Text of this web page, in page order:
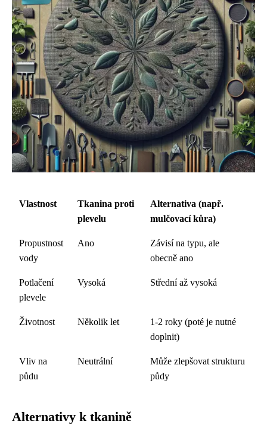
Vlastnost
Tkanina proti
plevelu
Alternativa (např.
mulčovací kůra)
Propustnost
vody
Ano
Závisí na typu, ale
obecně ano
Potlačení
plevele
Vysoká Střední až vysoká
Životnost Několik let
1-2 roky (poté je nutné
doplnit)
Vliv na
půdu
Neutrální
Může zlepšovat strukturu
půdy
Alternativy k tkanině